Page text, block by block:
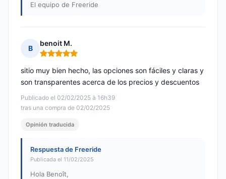
El equipo de Freeride
B
benoit M.
Nota: 5 de 5
Publicado el 02/02/2025 à 16h39
tras una compra de 02/02/2025
sitio muy bien hecho, las opciones son fáciles y claras y
son transparentes acerca de los precios y descuentos
Opinión traducida
Respuesta de Freeride
Publicada el 11/02/2025
Hola Benoît,